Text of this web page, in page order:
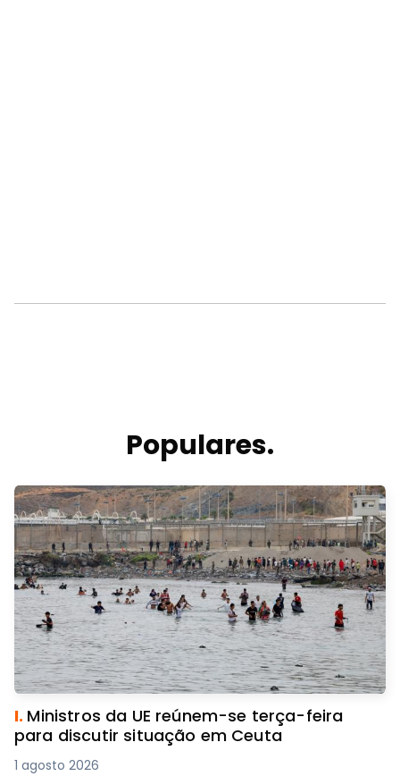
Populares.
I. Ministros da UE reúnem-se terça-feira
para discutir situação em Ceuta
1 agosto 2026